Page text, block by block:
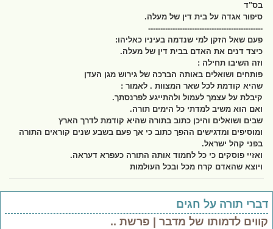
בס"ד
סיפור אגדה על בית דין של מעלה.
-----------------------------------------------
פעם שאל הזקן למי שנדמה בעיניו כאליהו:
כיצד דנים את האדם בבית דין של מעלה.
וזה השיבו תחילה :
פותחים ושואלים באותה הברכה של גירוש מגן העדן
שהיא קודמת לכל שאר המצוות . לאמור :
קיבלת על עצמך לעמול ולהתייגע לפרנסתך.
ואם הוא משיב למדתי כל הימים תורה.
שבים ושואלים והיכן כתוב בתורה שהיא קודמת לדרך הארץ
ומוסיפים ומדגישים ההפך כתוב כי אך פעם בשבע שנים קוראים התורה
בפני קהל ישראל.
ואזיי פוסקים כי כל לחמוד אותה התורה כעפרא דעראה.
ויוצא שהאדם קרח מכל ובכל העולמות
תורה על חגים
לדמותו של מדבר | פרשת ..